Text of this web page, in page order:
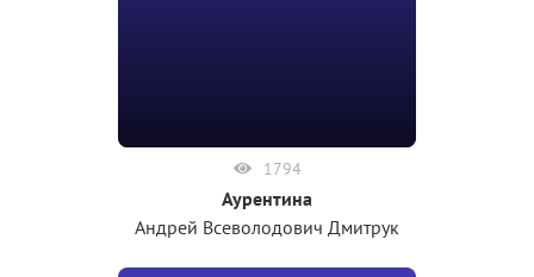
1794
Аурентина
Андрей Всеволодович Дмитрук